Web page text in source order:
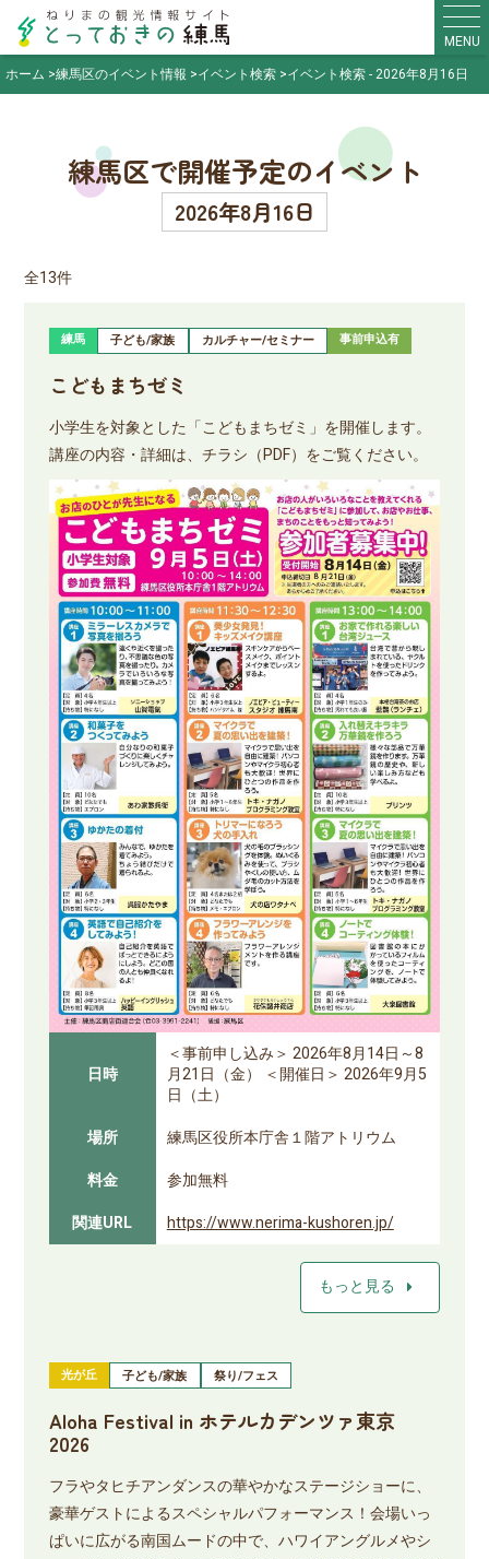
MENU
ホーム
練馬区のイベント情報 イベント検索 イベント検索 - 2026年8月16日
練馬区で開催予定のイベント
2026年8月16日
全13件
練馬 子ども/家族 カルチャー/セミナー 事前申込有
こどもまちゼミ
小学生を対象とした「こどもまちゼミ」を開催します。
講座の内容・詳細は、チラシ（PDF）をご覧ください。
日時
＜事前申し込み＞ 2026年8月14日～8
月21日（金） ＜開催日＞ 2026年9月5
日（土）
場所
練馬区役所本庁舎１階アトリウム
料金
参加無料
関連URL
https://www.nerima-kushoren.jp/
もっと見る arrow_right
光が丘 子ども/家族 祭り/フェス
Aloha Festival in ホテルカデンツァ東京
2026
フラやタヒチアンダンスの華やかなステージショーに、
豪華ゲストによるスペシャルパフォーマンス！会場いっ
ぱいに広がる南国ムードの中で、ハワイアングルメやシ